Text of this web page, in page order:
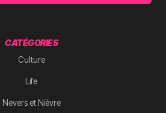
CATÉGORIES
Culture
Life
Nevers et Nièvre